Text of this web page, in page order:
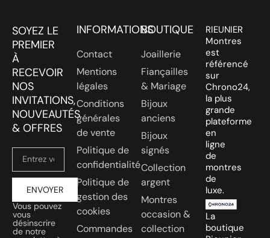
SOYEZ LE
PREMIER
À
RECEVOIR
NOS
INVITATIONS,
NOUVEAUTÉS
& OFFRES
ENVOYER
Vous pouvez
vous
désinscrire
de notre
INFORMATIONS
Contact
Mentions
légales
Conditions
générales
de vente
Politique de
confidentialité
Politique de
gestion des
cookies
Commandes
BOUTIQUE
Joaillerie
Fiançailles
& Mariage
Bijoux
anciens
Bijoux
signés
Collection
argent
Montres
occasion &
collection
RIEUNIER
Montres
est
référencé
sur
Chrono24,
la plus
grande
plateforme
en
ligne
de
montres
de
luxe.
La
boutique